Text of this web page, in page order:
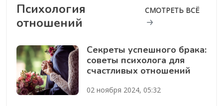
Психология
отношений
СМОТРЕТЬ ВСЁ
Секреты успешного брака:
советы психолога для
счастливых отношений
02 ноября 2024, 05:32